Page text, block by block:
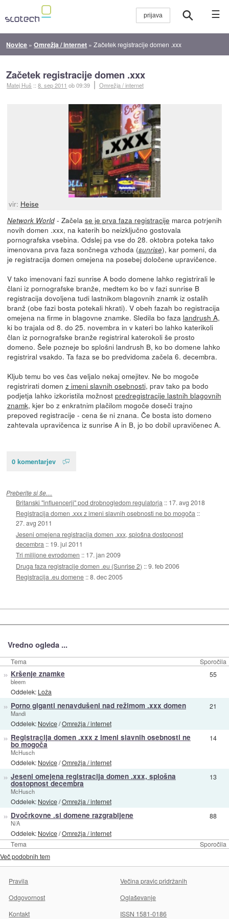
☰
Novice »Omrežja / internet »Začetek registracije domen .xxx
Začetek registracije domen .xxx
Matej Huš ::8. sep 2011 ob 09:39 Omrežja / internet
vir: Heise
Network World- Začela se je prva faza registracije marca potrjenih
novih domen .xxx, na katerih bo neizključno gostovala
pornografska vsebina. Odslej pa vse do 28. oktobra poteka tako
imenovana prva faza sončnega vzhoda (sunrise), kar pomeni, da
je registracija domen omejena na posebej določene upravičence.
V tako imenovani fazi sunrise A bodo domene lahko registrirali le
člani iz pornografske branže, medtem ko bo v fazi sunrise B
registracija dovoljena tudi lastnikom blagovnih znamk iz ostalih
branž (obe fazi bosta potekali hkrati). V obeh fazah bo registracija
omejena na firme in blagovne znamke. Sledila bo faza landrush A,
ki bo trajala od 8. do 25. novembra in v kateri bo lahko katerikoli
član iz pornografske branže registriral katerokoli še prosto
domeno. Šele pozneje bo splošni landrush B, ko bo domene lahko
registriral vsakdo. Ta faza se bo predvidoma začela 6. decembra.
Kljub temu bo ves čas veljalo nekaj omejitev. Ne bo mogoče
registrirati domen z imeni slavnih osebnosti, prav tako pa bodo
podjetja lahko izkoristila možnost predregistracije lastnih blagovnih
znamk, kjer bo z enkratnim plačilom mogoče doseči trajno
prepoved registracije - cena še ni znana. Če bosta isto domeno
zahtevala upravičenca iz sunrise A in B, jo bo dobil upravičenec A.
0 komentarjev
Preberite si še…
Britanski "influencerji" pod drobnogledom regulatorja :: 17. avg 2018
Registracija domen .xxx z imeni slavnih osebnosti ne bo mogoča ::
27. avg 2011
Jeseni omejena registracija domen .xxx, splošna dostopnost
decembra :: 19. jul 2011
Tri milijone evrodomen :: 17. jan 2009
Druga faza registracije domen .eu (Sunrise 2) ::9. feb 2006
Registracija .eu domene ::8. dec 2005
Vredno ogleda ...
Tema Sporočila
Tema Sporočila
» Kršenje znamke
bleem
Oddelek: Loža
55
» Porno giganti nenavdušeni nad režimom .xxx domen
Mandi
Oddelek: Novice/Omrežja / internet
21
» Registracija domen .xxx z imeni slavnih osebnosti ne
bo mogoča
McHusch
Oddelek: Novice/Omrežja / internet
14
» Jeseni omejena registracija domen .xxx, splošna
dostopnost decembra
McHusch
Oddelek: Novice/Omrežja / internet
13
» Dvočrkovne .si domene razgrabljene
N/A
Oddelek: Novice/Omrežja / internet
88
Več podobnih tem
Pravila
Večina pravic pridržanih
Odgovornost
Oglaševanje
Kontakt
ISSN 1581-0186